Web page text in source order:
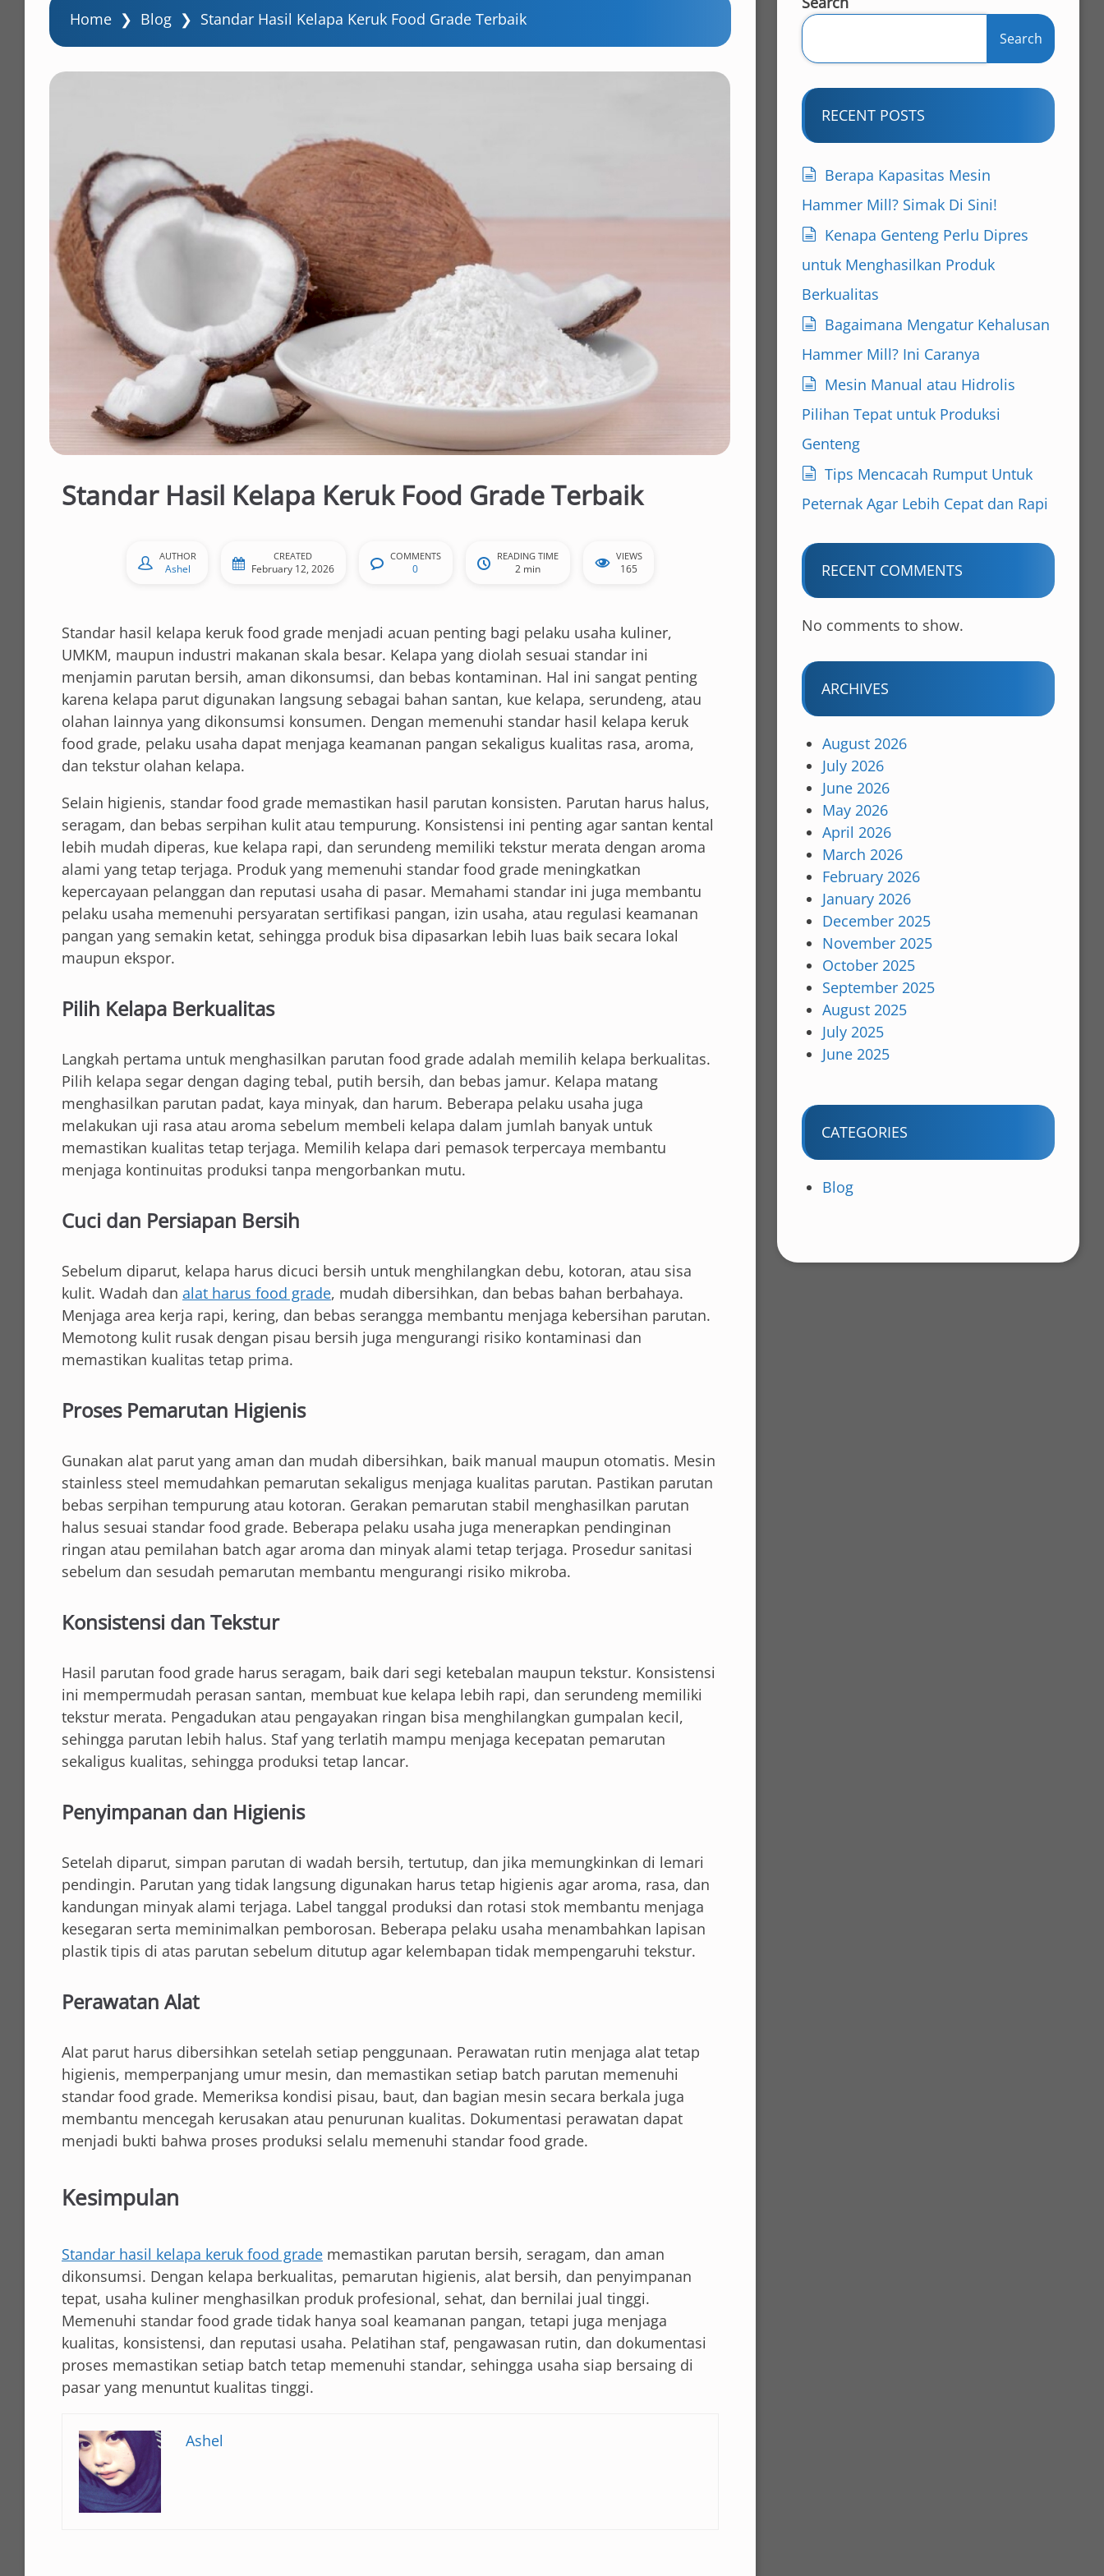
Home ❯ Blog ❯ Standar Hasil Kelapa Keruk Food Grade Terbaik
Standar Hasil Kelapa Keruk Food Grade Terbaik
AUTHOR
Ashel
CREATED
February 12, 2026
COMMENTS
0
READING TIME
2 min
VIEWS
165
Standar hasil kelapa keruk food grade menjadi acuan penting bagi pelaku usaha kuliner,
UMKM, maupun industri makanan skala besar. Kelapa yang diolah sesuai standar ini
menjamin parutan bersih, aman dikonsumsi, dan bebas kontaminan. Hal ini sangat penting
karena kelapa parut digunakan langsung sebagai bahan santan, kue kelapa, serundeng, atau
olahan lainnya yang dikonsumsi konsumen. Dengan memenuhi standar hasil kelapa keruk
food grade, pelaku usaha dapat menjaga keamanan pangan sekaligus kualitas rasa, aroma,
dan tekstur olahan kelapa.
Selain higienis, standar food grade memastikan hasil parutan konsisten. Parutan harus halus,
seragam, dan bebas serpihan kulit atau tempurung. Konsistensi ini penting agar santan kental
lebih mudah diperas, kue kelapa rapi, dan serundeng memiliki tekstur merata dengan aroma
alami yang tetap terjaga. Produk yang memenuhi standar food grade meningkatkan
kepercayaan pelanggan dan reputasi usaha di pasar. Memahami standar ini juga membantu
pelaku usaha memenuhi persyaratan sertifikasi pangan, izin usaha, atau regulasi keamanan
pangan yang semakin ketat, sehingga produk bisa dipasarkan lebih luas baik secara lokal
maupun ekspor.
Pilih Kelapa Berkualitas
Langkah pertama untuk menghasilkan parutan food grade adalah memilih kelapa berkualitas.
Pilih kelapa segar dengan daging tebal, putih bersih, dan bebas jamur. Kelapa matang
menghasilkan parutan padat, kaya minyak, dan harum. Beberapa pelaku usaha juga
melakukan uji rasa atau aroma sebelum membeli kelapa dalam jumlah banyak untuk
memastikan kualitas tetap terjaga. Memilih kelapa dari pemasok terpercaya membantu
menjaga kontinuitas produksi tanpa mengorbankan mutu.
Cuci dan Persiapan Bersih
Sebelum diparut, kelapa harus dicuci bersih untuk menghilangkan debu, kotoran, atau sisa
kulit. Wadah dan alat harus food grade, mudah dibersihkan, dan bebas bahan berbahaya.
Menjaga area kerja rapi, kering, dan bebas serangga membantu menjaga kebersihan parutan.
Memotong kulit rusak dengan pisau bersih juga mengurangi risiko kontaminasi dan
memastikan kualitas tetap prima.
Proses Pemarutan Higienis
Gunakan alat parut yang aman dan mudah dibersihkan, baik manual maupun otomatis. Mesin
stainless steel memudahkan pemarutan sekaligus menjaga kualitas parutan. Pastikan parutan
bebas serpihan tempurung atau kotoran. Gerakan pemarutan stabil menghasilkan parutan
halus sesuai standar food grade. Beberapa pelaku usaha juga menerapkan pendinginan
ringan atau pemilahan batch agar aroma dan minyak alami tetap terjaga. Prosedur sanitasi
sebelum dan sesudah pemarutan membantu mengurangi risiko mikroba.
Konsistensi dan Tekstur
Hasil parutan food grade harus seragam, baik dari segi ketebalan maupun tekstur. Konsistensi
ini mempermudah perasan santan, membuat kue kelapa lebih rapi, dan serundeng memiliki
tekstur merata. Pengadukan atau pengayakan ringan bisa menghilangkan gumpalan kecil,
sehingga parutan lebih halus. Staf yang terlatih mampu menjaga kecepatan pemarutan
sekaligus kualitas, sehingga produksi tetap lancar.
Penyimpanan dan Higienis
Setelah diparut, simpan parutan di wadah bersih, tertutup, dan jika memungkinkan di lemari
pendingin. Parutan yang tidak langsung digunakan harus tetap higienis agar aroma, rasa, dan
kandungan minyak alami terjaga. Label tanggal produksi dan rotasi stok membantu menjaga
kesegaran serta meminimalkan pemborosan. Beberapa pelaku usaha menambahkan lapisan
plastik tipis di atas parutan sebelum ditutup agar kelembapan tidak mempengaruhi tekstur.
Perawatan Alat
Alat parut harus dibersihkan setelah setiap penggunaan. Perawatan rutin menjaga alat tetap
higienis, memperpanjang umur mesin, dan memastikan setiap batch parutan memenuhi
standar food grade. Memeriksa kondisi pisau, baut, dan bagian mesin secara berkala juga
membantu mencegah kerusakan atau penurunan kualitas. Dokumentasi perawatan dapat
menjadi bukti bahwa proses produksi selalu memenuhi standar food grade.
Kesimpulan
Standar hasil kelapa keruk food grade memastikan parutan bersih, seragam, dan aman
dikonsumsi. Dengan kelapa berkualitas, pemarutan higienis, alat bersih, dan penyimpanan
tepat, usaha kuliner menghasilkan produk profesional, sehat, dan bernilai jual tinggi.
Memenuhi standar food grade tidak hanya soal keamanan pangan, tetapi juga menjaga
kualitas, konsistensi, dan reputasi usaha. Pelatihan staf, pengawasan rutin, dan dokumentasi
proses memastikan setiap batch tetap memenuhi standar, sehingga usaha siap bersaing di
pasar yang menuntut kualitas tinggi.
Ashel
Search
RECENT POSTS
Berapa Kapasitas Mesin
Hammer Mill? Simak Di Sini!
Kenapa Genteng Perlu Dipres
untuk Menghasilkan Produk
Berkualitas
Bagaimana Mengatur Kehalusan
Hammer Mill? Ini Caranya
Mesin Manual atau Hidrolis
Pilihan Tepat untuk Produksi
Genteng
Tips Mencacah Rumput Untuk
Peternak Agar Lebih Cepat dan Rapi
RECENT COMMENTS
No comments to show.
ARCHIVES
August 2026
July 2026
June 2026
May 2026
April 2026
March 2026
February 2026
January 2026
December 2025
November 2025
October 2025
September 2025
August 2025
July 2025
June 2025
CATEGORIES
Blog